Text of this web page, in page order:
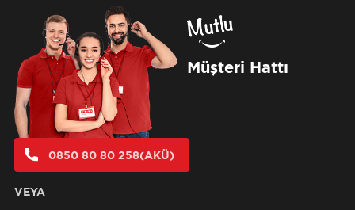
Müşteri Hattı
0850 80 80 258(AKÜ)
VEYA